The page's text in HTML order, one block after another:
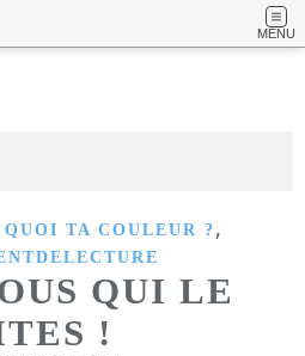
MENU
TA COULEUR ? ,
QUI LE
!